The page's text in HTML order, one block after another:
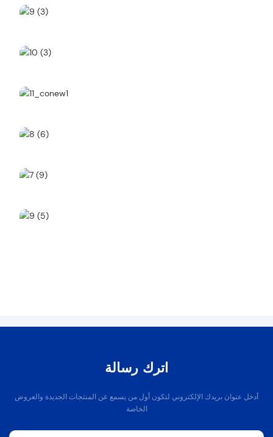
اترك رسالة
أدخل عنوان بريدك الإلكتروني لتكون أول من يسمع عن المنتجات الجديدة والعروض
الخاصة